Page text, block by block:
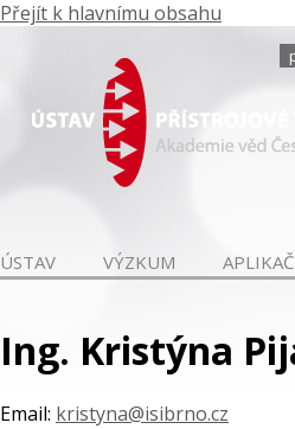
Přejít k hlavnímu obsahu
ÚSTAV VÝZKUM
Ing. Kristýna
Email: kristyna@isibrno.cz